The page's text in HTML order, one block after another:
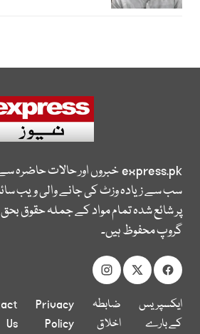
express.pkخبروں اور حالات حاضرہ
سب سے زیادہ وزٹ کی جانے والی ویب
پر شائع شدہ تمام مواد کے جملہ حقوق
گروپ محفوظ ہیں۔
ایکسپریس
کے بارے
ضابطہ
اخلاق
Privacy
Policy
Us